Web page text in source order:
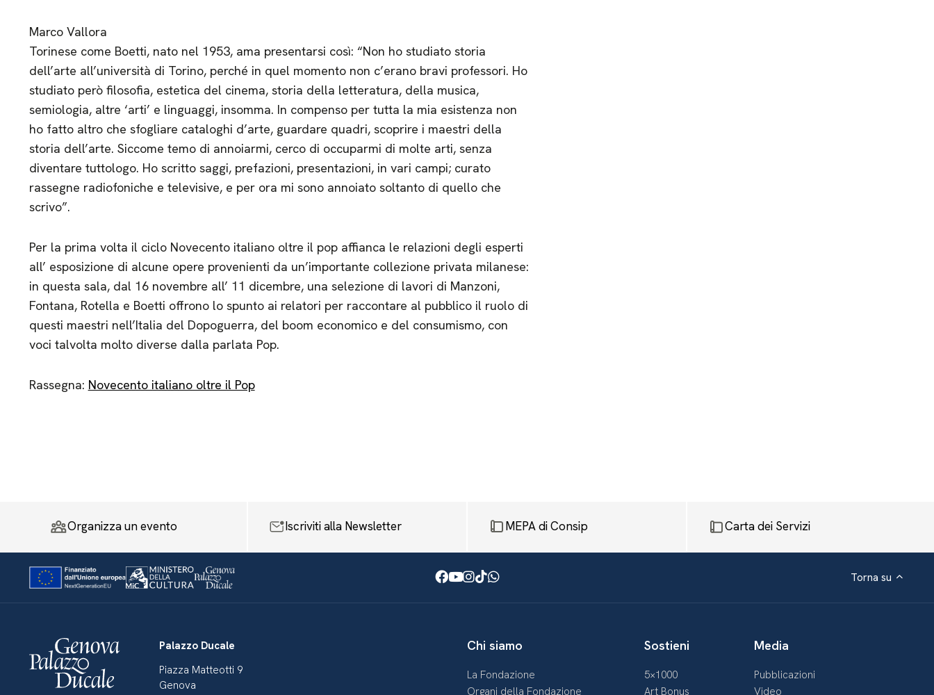
Marco Vallora
Torinese come Boetti, nato nel 1953, ama presentarsi così: “Non ho studiato storia
dell’arte all’università di Torino, perché in quel momento non c’erano bravi professori. Ho
studiato però filosofia, estetica del cinema, storia della letteratura, della musica,
semiologia, altre ‘arti’ e linguaggi, insomma. In compenso per tutta la mia esistenza non
ho fatto altro che sfogliare cataloghi d’arte, guardare quadri, scoprire i maestri della
storia dell’arte. Siccome temo di annoiarmi, cerco di occuparmi di molte arti, senza
diventare tuttologo. Ho scritto saggi, prefazioni, presentazioni, in vari campi; curato
rassegne radiofoniche e televisive, e per ora mi sono annoiato soltanto di quello che
scrivo”.
Per la prima volta il ciclo Novecento italiano oltre il pop affianca le relazioni degli esperti
all’ esposizione di alcune opere provenienti da un’importante collezione privata milanese:
in questa sala, dal 16 novembre all’ 11 dicembre, una selezione di lavori di Manzoni,
Fontana, Rotella e Boetti offrono lo spunto ai relatori per raccontare al pubblico il ruolo di
questi maestri nell’Italia del Dopoguerra, del boom economico e del consumismo, con
voci talvolta molto diverse dalla parlata Pop.
Rassegna: Novecento italiano oltre il Pop
Organizza un evento Iscriviti alla Newsletter MEPA di Consip Carta dei Servizi
Facebook
Youtube
Instagram
TikTok
WhatsApp Torna su
Palazzo Ducale
Piazza Matteotti 9
Genova
Chi siamo
La Fondazione
Organi della Fondazione
Sostieni
5×1000
Art Bonus
Media
Pubblicazioni
Video